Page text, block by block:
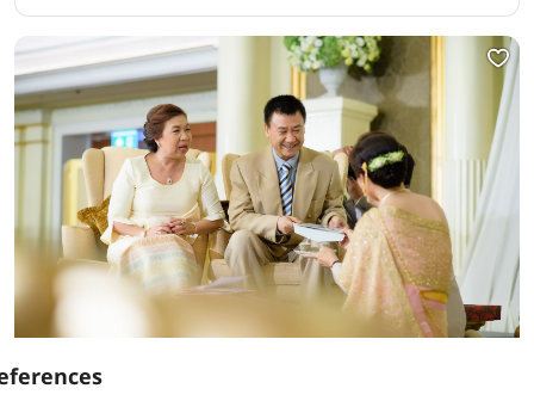
สคริปต์แต่งงานพิธีไทย ลำดับพิธีไทยสำหรับงานเช้า Update ล่าสุด